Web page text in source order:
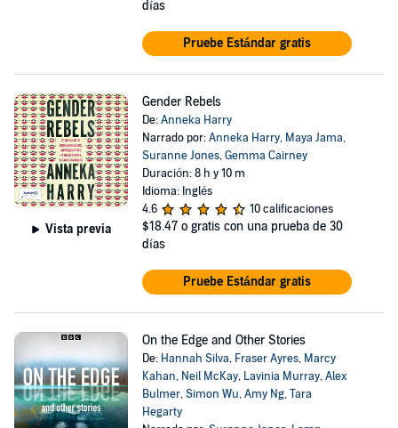
días
Pruebe Estándar gratis
Vista previa
Gender Rebels
De:Anneka Harry
Narrado por:Anneka Harry, Maya Jama,
Suranne Jones,Gemma Cairney
Duración: 8 h y 10 m
Idioma: Inglés
4.6
10 calificaciones
$18.47 o gratis con una prueba de 30
días
Pruebe Estándar gratis
On the Edge and Other Stories
De: Hannah Silva, Fraser Ayres, Marcy
Kahan, Neil McKay, Lavinia Murray,Alex
Bulmer,Simon Wu,Amy Ng,Tara
Hegarty